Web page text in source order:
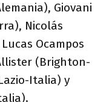
Giovani
Nicolás
Ocampos
(Brighton-
Italia) y